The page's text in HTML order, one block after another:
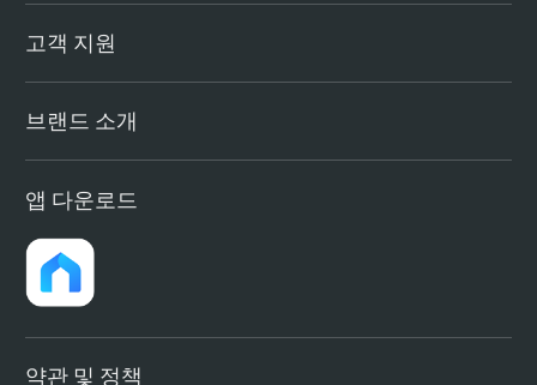
고객 지원
브랜드 소개
앱 다운로드
약관 및 정책